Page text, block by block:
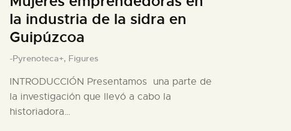
la industria de la sidra en
Guipúzcoa
-Pyrenoteca+, Figures
INTRODUCCIÓN Presentamos una parte de
la investigación que llevó a cabo la
historiadora…